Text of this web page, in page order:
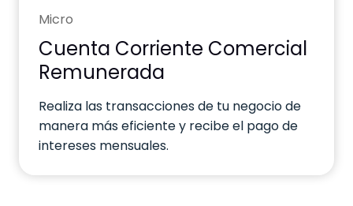
Micro
Cuenta Corriente Comercial
Remunerada
Realiza las transacciones de tu negocio de
manera más eficiente y recibe el pago de
intereses mensuales.